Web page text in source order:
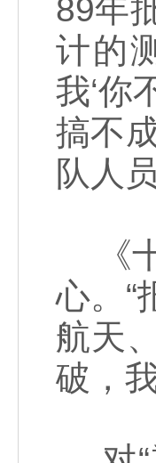
89年
计的
我‘你
搞不
队人
《十
心。“
航天
破，